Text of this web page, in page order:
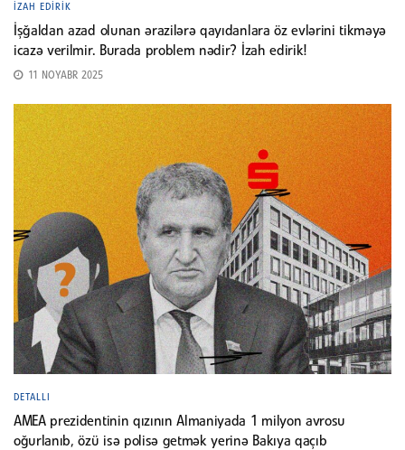
İZAH EDIRIK
İşğaldan azad olunan ərazilərə qayıdanlara öz evlərini tikməyə
icazə verilmir. Burada problem nədir? İzah edirik!
11 NOYABR 2025
DETALLI
AMEA prezidentinin qızının Almaniyada 1 milyon avrosu
oğurlanıb, özü isə polisə getmək yerinə Bakıya qaçıb